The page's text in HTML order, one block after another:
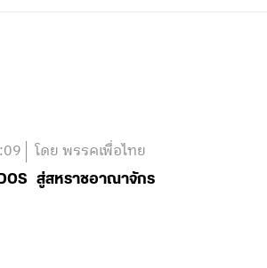
โดย พรรคเพื่อไทย
สู่สหราชอาณาจักร